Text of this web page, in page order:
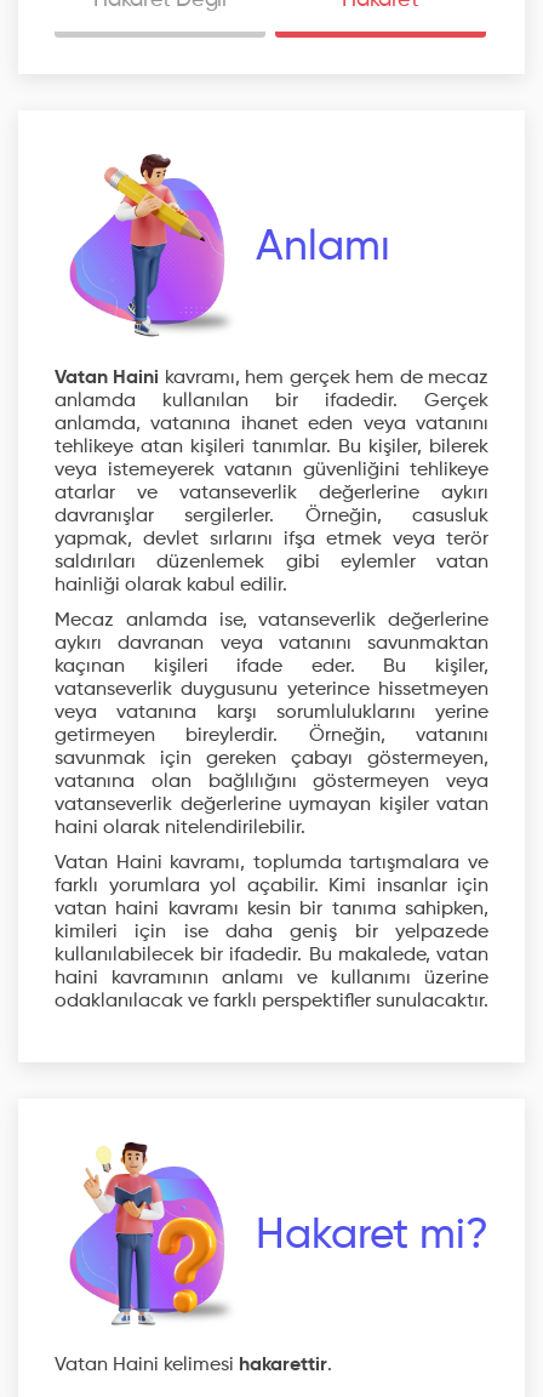
Anlamı
Vatan Haini kavramı, hem gerçek hem de mecaz
anlamda kullanılan bir ifadedir. Gerçek
anlamda, vatanına ihanet eden veya vatanını
tehlikeye atan kişileri tanımlar. Bu kişiler, bilerek
veya istemeyerek vatanın güvenliğini tehlikeye
atarlar ve vatanseverlik değerlerine aykırı
davranışlar sergilerler. Örneğin, casusluk
yapmak, devlet sırlarını ifşa etmek veya terör
saldırıları düzenlemek gibi eylemler vatan
hainliği olarak kabul edilir.
Mecaz anlamda ise, vatanseverlik değerlerine
aykırı davranan veya vatanını savunmaktan
kaçınan kişileri ifade eder. Bu kişiler,
vatanseverlik duygusunu yeterince hissetmeyen
veya vatanına karşı sorumluluklarını yerine
getirmeyen bireylerdir. Örneğin, vatanını
savunmak için gereken çabayı göstermeyen,
vatanına olan bağlılığını göstermeyen veya
vatanseverlik değerlerine uymayan kişiler vatan
haini olarak nitelendirilebilir.
Vatan Haini kavramı, toplumda tartışmalara ve
farklı yorumlara yol açabilir. Kimi insanlar için
vatan haini kavramı kesin bir tanıma sahipken,
kimileri için ise daha geniş bir yelpazede
kullanılabilecek bir ifadedir. Bu makalede, vatan
haini kavramının anlamı ve kullanımı üzerine
odaklanılacak ve farklı perspektifler sunulacaktır.
Hakaret mi?
Vatan Haini kelimesi hakarettir.